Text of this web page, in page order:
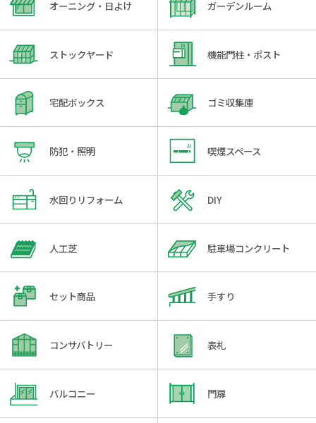
オーニング・日よけ ガーデンルーム
ストックヤード 機能門柱・ポスト
宅配ボックス ゴミ収集庫
防犯・照明 喫煙スペース
水回りリフォーム DIY
人工芝 駐車場コンクリート
セット商品 手すり
コンサバトリー 表札
バルコニー 門扉